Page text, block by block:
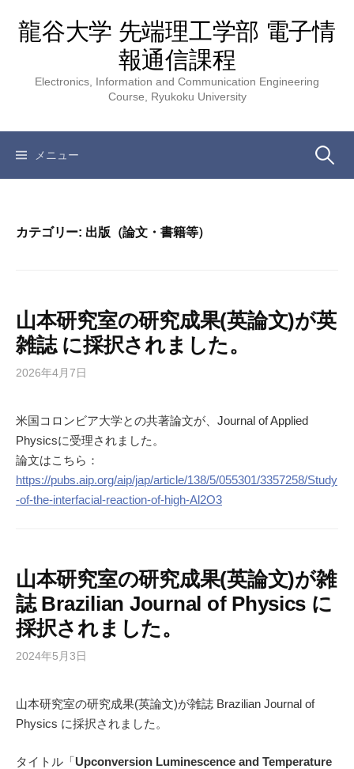
龍谷大学 先端理工学部 電子情
報通信課程
Electronics, Information and Communication Engineering
Course, Ryukoku University
メニュー 検
カテゴリー: 出版（論文・書籍等）
山本研究室の研究成果(英論文)が英
雑誌 に採択されました。
2026年4月7日
米国コロンビア大学との共著論文が、Journal of Applied
Physicsに受理されました。
論文はこちら：
https://pubs.aip.org/aip/jap/article/138/5/055301/3357258/Study
-of-the-interfacial-reaction-of-high-Al2O3
山本研究室の研究成果(英論文)が雑
誌 Brazilian Journal of Physics に
採択されました。
2024年5月3日
山本研究室の研究成果(英論文)が雑誌 Brazilian Journal of
Physics に採択されました。
タイトル「Upconversion Luminescence and Temperature